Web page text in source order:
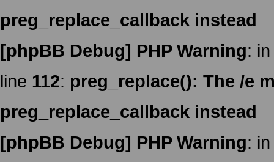
preg_replace_callback instead
[phpBB Debug] PHP Warning:
line 112: preg_replace(): The /e
preg_replace_callback instead
[phpBB Debug] PHP Warning: